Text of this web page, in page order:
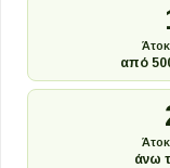
από
άνω